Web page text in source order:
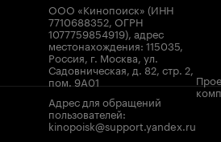
ООО «Кинопоиск» (ИНН
7710688352, ОГРН
1077759854919), адрес
местонахождения: 115035,
Россия, г. Москва, ул.
Садовническая, д. 82, стр. 2,
пом. 9А01
Адрес для обращений
пользователей:
kinopoisk@support.yandex.ru